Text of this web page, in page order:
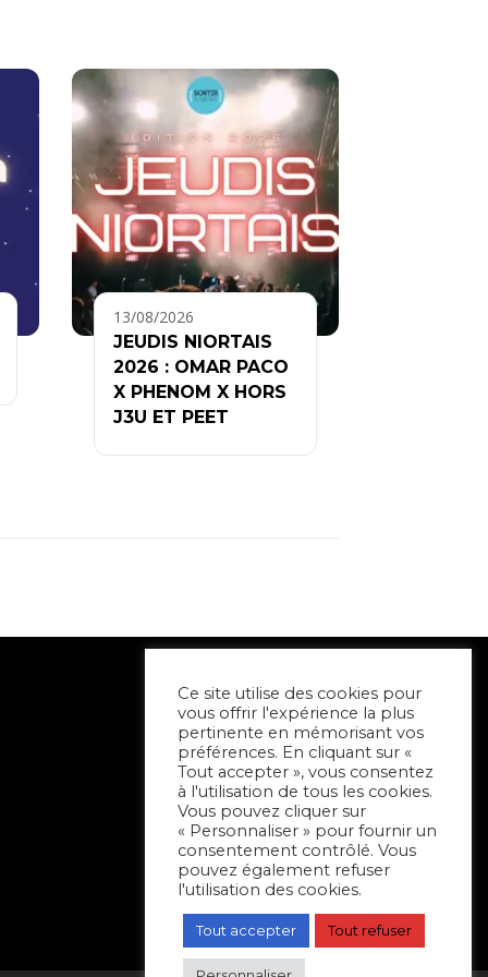
13/08/2026
JEUDIS NIORTAIS
2026 : OMAR PACO
X PHENOM X HORS
J3U ET PEET
Ce site utilise des cookies pour
vous offrir l'expérience la plus
pertinente en mémorisant vos
préférences. En cliquant sur «
Tout accepter », vous consentez
à l'utilisation de tous les cookies.
Vous pouvez cliquer sur
« Personnaliser » pour fournir un
consentement contrôlé. Vous
pouvez également refuser
l'utilisation des cookies.
Tout accepter Tout refuser